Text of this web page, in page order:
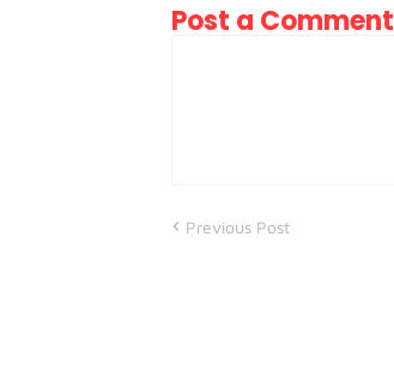
Post a Comment
Previous Post